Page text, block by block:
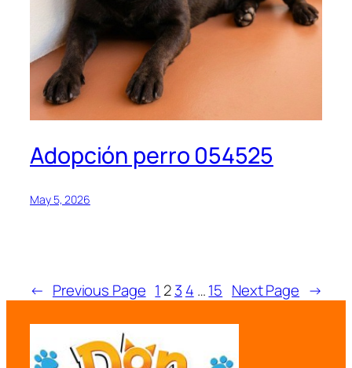
Adopción perro 054525
May 5, 2026
← Previous Page 1 23 4 …15 Next Page →